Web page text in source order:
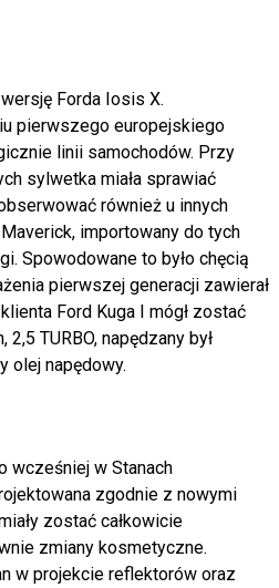
Forda Iosis X.
pierwszego europejskiego
linii samochodów. Przy
sylwetka miała sprawiać
również u innych
importowany do tych
Spowodowane to było chęcią
pierwszej generacji zawierał
Ford Kuga I mógł zostać
TURBO, napędzany był
olej napędowy.
wcześniej w Stanach
zgodnie z nowymi
zostać całkowicie
zmiany kosmetyczne.
w projekcie reflektorów oraz